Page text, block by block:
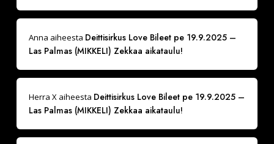
Anna aiheesta Deittisirkus Love Bileet pe 19.9.2025 –
Las Palmas (MIKKELI) Zekkaa aikataulu!
Herra Xaiheesta Deittisirkus Love Bileet pe 19.9.2025 –
Las Palmas (MIKKELI) Zekkaa aikataulu!